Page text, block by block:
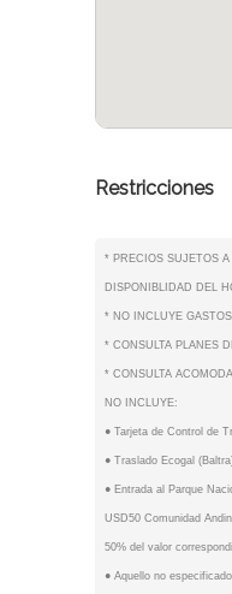
Restricciones
* PRECIOS SUJETOS
DISPONIBLIDAD DEL
* NO INCLUYE
* CONSULTA PLANES
* CONSULTA
NO INCLUYE:
● Tarjeta de Control de
● Traslado Ecogal
● Entrada al Parque
USD50 Comunidad
50% del valor
● Aquello no